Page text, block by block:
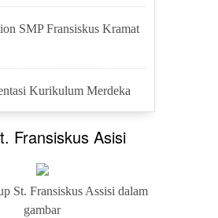
SMP Fransiskus Kramat
Kurikulum Merdeka
Fransiskus Asisi
St. Fransiskus Assisi dalam
gambar